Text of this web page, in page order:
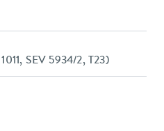
SEV 5934/2, T23)